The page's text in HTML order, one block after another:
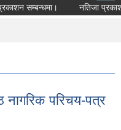
सम्बन्धमा। नतिजा
नागरिक परिचय-पत्र